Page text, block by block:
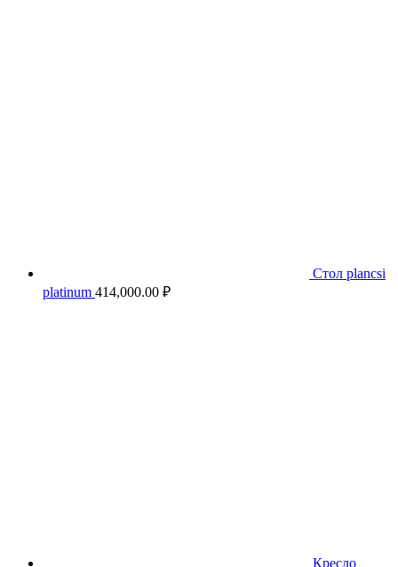
Стол plancsi
platinum 414,000.00 ₽
Кресло